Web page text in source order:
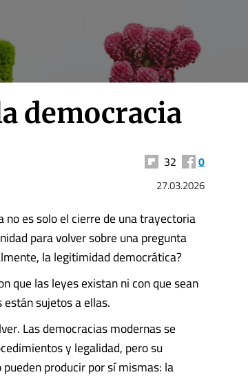
democracia
32 0
27.03.2026
es solo el cierre de una trayectoria
para volver sobre una pregunta
la legitimidad democrática?
que las leyes existan ni con que sean
sujetos a ellas.
Las democracias modernas se
y legalidad, pero su
producir por sí mismas: la